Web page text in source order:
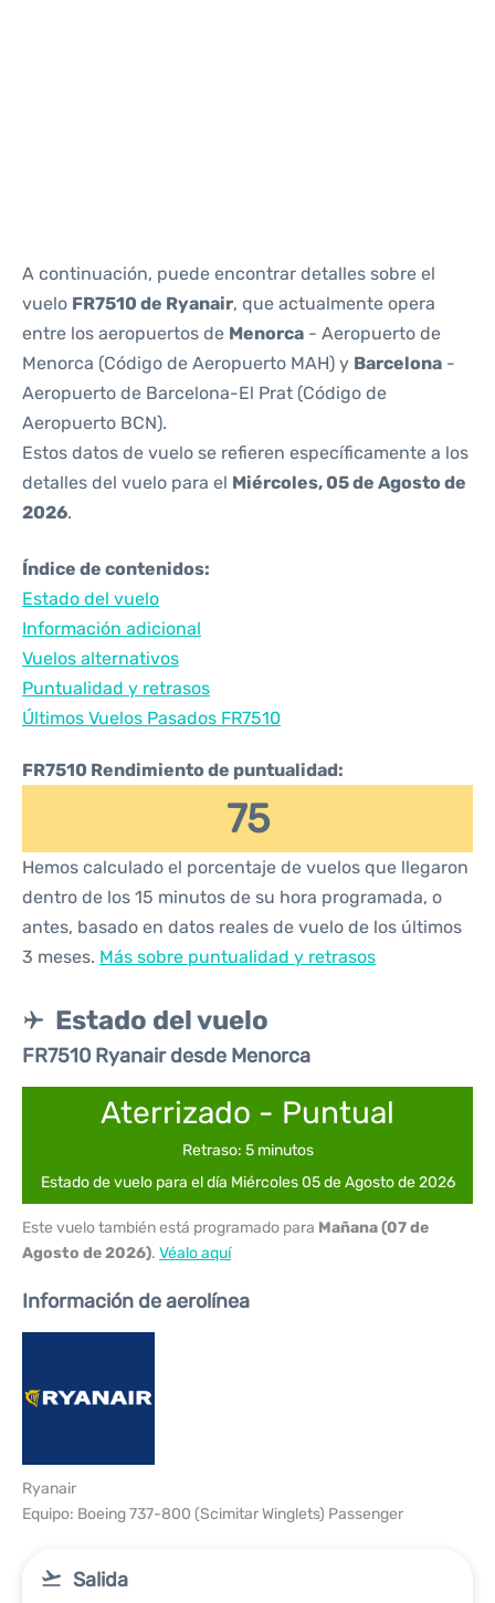
A continuación, puede encontrar detalles sobre el
vuelo FR7510 de Ryanair, que actualmente opera
entre los aeropuertos de Menorca - Aeropuerto de
Menorca (Código de Aeropuerto MAH) y Barcelona -
Aeropuerto de Barcelona-El Prat (Código de
Aeropuerto BCN).
Estos datos de vuelo se refieren específicamente a los
detalles del vuelo para el Miércoles, 05 de Agosto de
2026.
Índice de contenidos:
Estado del vuelo
Información adicional
Vuelos alternativos
Puntualidad y retrasos
Últimos Vuelos Pasados FR7510
FR7510 Rendimiento de puntualidad:
75
Hemos calculado el porcentaje de vuelos que llegaron
dentro de los 15 minutos de su hora programada, o
antes, basado en datos reales de vuelo de los últimos
3 meses. Más sobre puntualidad y retrasos
Estado del vuelo
FR7510 Ryanair desde Menorca
Aterrizado - Puntual
Retraso: 5 minutos
Estado de vuelo para el día Miércoles 05 de Agosto de 2026
Este vuelo también está programado para Mañana (07 de
Agosto de 2026). Véalo aquí
Información de aerolínea
Ryanair
Equipo: Boeing 737-800 (Scimitar Winglets) Passenger
Salida